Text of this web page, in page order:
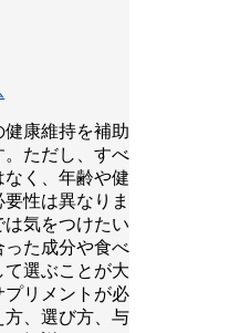
康維持を補助
ただし、すべ
く、年齢や健
性は異なりま
気をつけたい
った成分や食べ
選ぶことが大
リメントが必
、選び方、与